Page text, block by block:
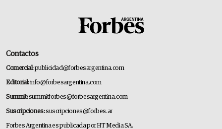
Contactos
Comercial:publicidad@forbesargentina.com
Editorial:info@forbesargentina.com
Summit:summitforbes@forbesargentina.com
Suscripciones:suscripciones@forbes.ar
Forbes Argentina es publicada por HT Media SA.